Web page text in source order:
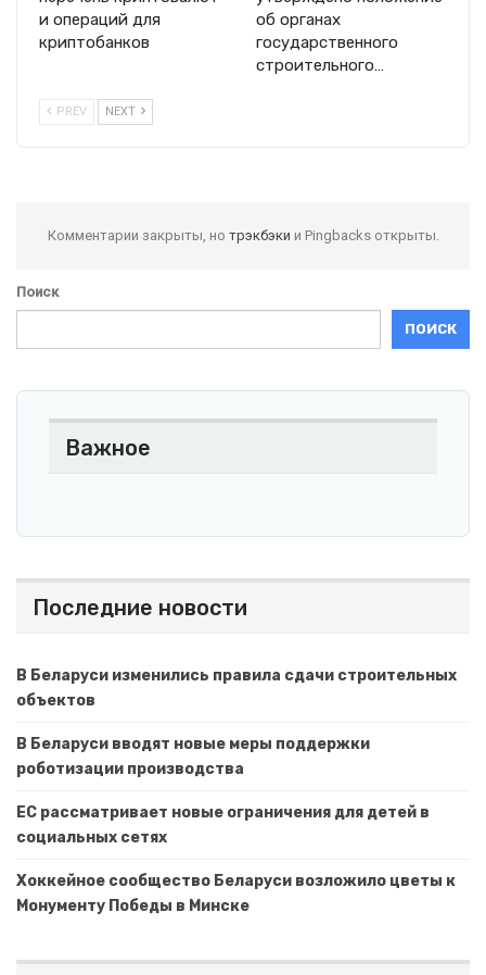
и операций для
криптобанков
об органах
государственного
строительного…
PREV NEXT
Комментарии закрыты, но трэкбэки и Pingbacks открыты.
Поиск
ПОИСК
Важное
Последние новости
В Беларуси изменились правила сдачи строительных
объектов
В Беларуси вводят новые меры поддержки
роботизации производства
ЕС рассматривает новые ограничения для детей в
социальных сетях
Хоккейное сообщество Беларуси возложило цветы к
Монументу Победы в Минске